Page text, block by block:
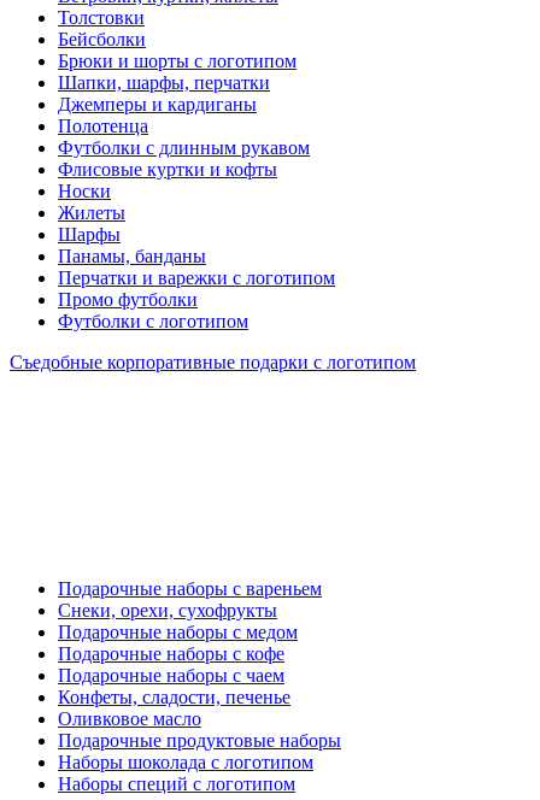
Толстовки
Бейсболки
Брюки и шорты с логотипом
Шапки, шарфы, перчатки
Джемперы и кардиганы
Полотенца
Футболки с длинным рукавом
Флисовые куртки и кофты
Носки
Жилеты
Шарфы
Панамы, банданы
Перчатки и варежки с логотипом
Промо футболки
Футболки с логотипом
Съедобные корпоративные подарки с логотипом
Подарочные наборы с вареньем
Снеки, орехи, сухофрукты
Подарочные наборы с медом
Подарочные наборы с кофе
Подарочные наборы с чаем
Конфеты, сладости, печенье
Оливковое масло
Подарочные продуктовые наборы
Наборы шоколада с логотипом
Наборы специй с логотипом